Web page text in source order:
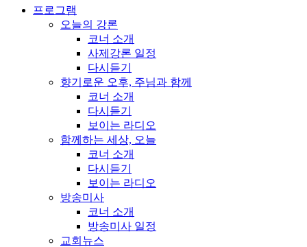
프로그램
오늘의 강론
코너 소개
사제강론 일정
다시듣기
향기로운 오후, 주님과 함께
코너 소개
다시듣기
보이는 라디오
함께하는 세상, 오늘
코너 소개
다시듣기
보이는 라디오
방송미사
코너 소개
방송미사 일정
교회뉴스